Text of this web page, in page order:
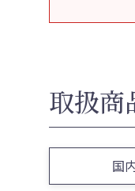
取扱商
国